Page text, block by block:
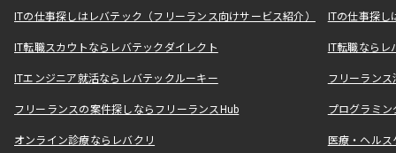
ITの仕事探しはレバテック（フリーランス向けサービス紹介） ITの仕事探
IT転職スカウトならレバテックダイレクト IT転職なら
ITエンジニア就活ならレバテックルーキー フリーラン
フリーランスの案件探しならフリーランスHub プログラミ
オンライン診療ならレバクリ 医療・ヘル